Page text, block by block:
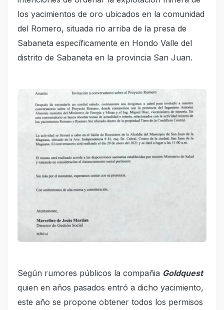
los yacimientos de oro ubicados en la comunidad
del Romero, situada rio arriba de la presa de
Sabaneta específicamente en Hondo Valle del
distrito de Sabaneta en la provincia San Juan.
Según rumores públicos la compañia Goldquest
quien en años pasados entró a dicho yacimiento,
este año se propone obtener todos los permisos